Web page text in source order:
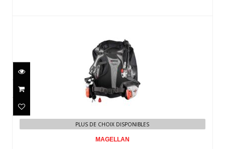
MAGELLAN
$834.95
PLUS DE CHOIX DISPONIBLES
MAGELLAN